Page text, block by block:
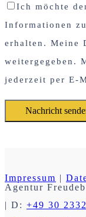
Ich möchte
Informationen
erhalten. Meine
weitergegeben.
jederzeit per E-
Impressum |
Agentur
| D: +49 30